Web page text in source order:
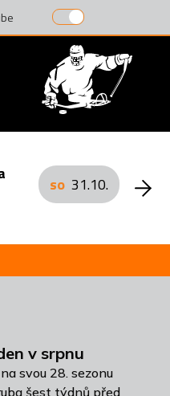
so 31.10.
v srpnu
svou 28. sezonu
šest týdnů před